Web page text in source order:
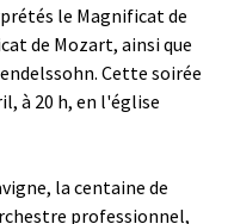
le Magnificat de
de Mozart, ainsi que
Cette soirée
à 20 h, en l'église
la centaine de
professionnel,